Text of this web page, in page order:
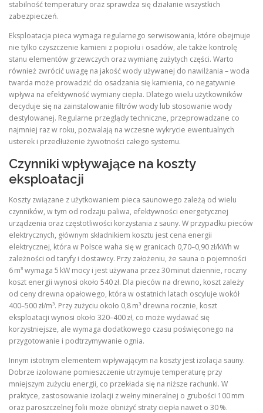
stabilność temperatury oraz sprawdza się działanie wszystkich
zabezpieczeń.
Eksploatacja pieca wymaga regularnego serwisowania, które obejmuje
nie tylko czyszczenie kamieni z popiołu i osadów, ale także kontrolę
stanu elementów grzewczych oraz wymianę zużytych części. Warto
również zwrócić uwagę na jakość wody używanej do nawilżania – woda
twarda może prowadzić do osadzania się kamienia, co negatywnie
wpływa na efektywność wymiany ciepła. Dlatego wielu użytkowników
decyduje się na zainstalowanie filtrów wody lub stosowanie wody
destylowanej. Regularne przeglądy techniczne, przeprowadzane co
najmniej raz w roku, pozwalają na wczesne wykrycie ewentualnych
usterek i przedłużenie żywotności całego systemu.
Czynniki wpływające na koszty
eksploatacji
Koszty związane z użytkowaniem pieca saunowego zależą od wielu
czynników, w tym od rodzaju paliwa, efektywności energetycznej
urządzenia oraz częstotliwości korzystania z sauny. W przypadku pieców
elektrycznych, głównym składnikiem kosztu jest cena energii
elektrycznej, która w Polsce waha się w granicach 0,70–0,90 zł/kWh w
zależności od taryfy i dostawcy. Przy założeniu, że sauna o pojemności
6 m³ wymaga 5 kW mocy i jest używana przez 30 minut dziennie, roczny
koszt energii wynosi około 540 zł. Dla pieców na drewno, koszt zależy
od ceny drewna opałowego, która w ostatnich latach oscyluje wokół
400–500 zł/m³. Przy zużyciu około 0,8 m³ drewna rocznie, koszt
eksploatacji wynosi około 320–400 zł, co może wydawać się
korzystniejsze, ale wymaga dodatkowego czasu poświęconego na
przygotowanie i podtrzymywanie ognia.
Innym istotnym elementem wpływającym na koszty jest izolacja sauny.
Dobrze izolowane pomieszczenie utrzymuje temperaturę przy
mniejszym zużyciu energii, co przekłada się na niższe rachunki. W
praktyce, zastosowanie izolacji z wełny mineralnej o grubości 100 mm
oraz paroszczelnej folii może obniżyć straty ciepła nawet o 30 %.